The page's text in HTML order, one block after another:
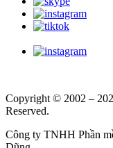
Copyright © 2002 –
Reserved.
Công ty TNHH Phần